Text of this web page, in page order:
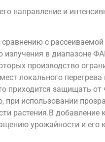
направление и
с рассеиваемой
излучения в диапазоне
производство
локального
приходится защищать от
использовании
растения.В добавление
урожайности и его